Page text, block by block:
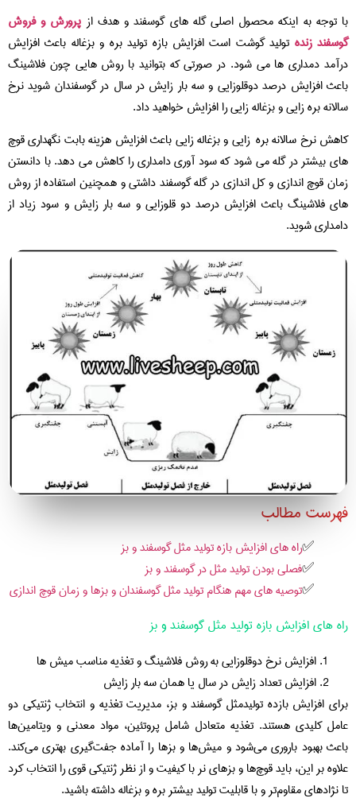
با توجه به اینکه محصول اصلی گله های گوسفند و هدف از پرورش و فروش
گوسفند زنده تولید گوشت است افزایش بازه تولید بره و بزغاله باعث افزایش
درآمد دمداری ها می شود. در صورتی که بتوانید با روش هایی چون فلاشینگ
باعث افزایش درصد دوقلوزایی و سه بار زایش در سال در گوسفندان شوید نرخ
سالانه بره زایی و بزغاله زایی را افزایش خواهید داد.
کاهش نرخ سالانه بره زایی و بزغاله زایی باعث افزایش هزینه بابت نگهداری قوچ
های بیشتر در گله می شود که سود آوری دامداری را کاهش می دهد. با دانستن
زمان قوچ اندازی و کل اندازی در گله گوسفند داشتی و همچنین استفاده از روش
های فلاشینگ باعث افزایش درصد دو قلوزایی و سه بار زایش و سود زیاد از
دامداری شوید.
فهرست مطالب
راه های افزایش بازه تولید مثل گوسفند و بز
فصلی بودن تولید مثل در گوسفند و بز
توصیه های مهم هنگام تولید مثل گوسفندان و بزها و زمان قوچ اندازی
راه های افزایش بازه تولید مثل گوسفند و بز
افزایش نرخ دوقلوزایی به روش فلاشینگ و تغذیه مناسب میش ها
افزایش تعداد زایش در سال یا همان سه بار زایش
برای افزایش بازده تولیدمثل گوسفند و بز، مدیریت تغذیه و انتخاب ژنتیکی دو
عامل کلیدی هستند. تغذیه متعادل شامل پروتئین، مواد معدنی و ویتامین‌ها
باعث بهبود باروری می‌شود و میش‌ها و بزها را آماده جفت‌گیری بهتری می‌کند.
علاوه بر این، باید قوچ‌ها و بزهای نر با کیفیت و از نظر ژنتیکی قوی را انتخاب کرد
تا نژادهای مقاوم‌تر و با قابلیت تولید بیشتر بره و بزغاله داشته باشید.